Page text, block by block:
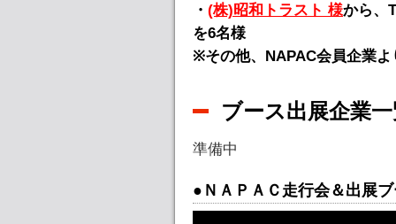
・ (株)昭和トラスト 様から、
を6名様
※その他、NAPAC会員企業
ブース出展企業
準備中
●ＮＡＰＡＣ走行会＆出展